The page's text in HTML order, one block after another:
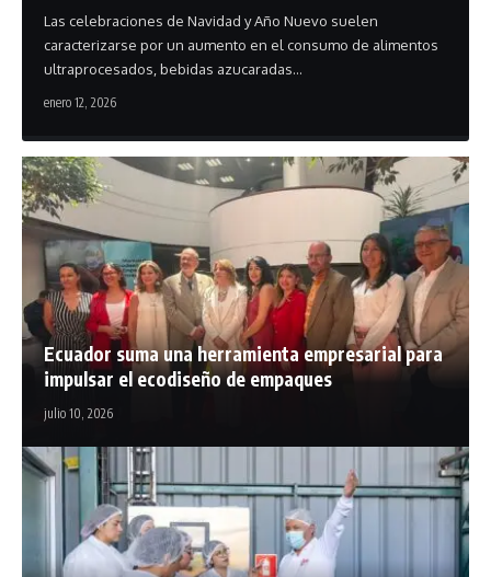
Las celebraciones de Navidad y Año Nuevo suelen
caracterizarse por un aumento en el consumo de alimentos
ultraprocesados, bebidas azucaradas…
enero 12, 2026
Ecuador suma una herramienta empresarial para
impulsar el ecodiseño de empaques
julio 10, 2026